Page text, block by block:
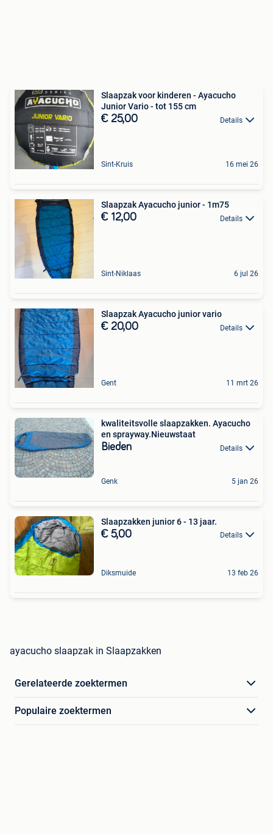
Slaapzak voor kinderen - Ayacucho
Junior Vario - tot 155 cm
€ 25,00 Details
Sint-Kruis 16 mei 26
Slaapzak Ayacucho junior - 1m75
€ 12,00 Details
Sint-Niklaas 6 jul 26
Slaapzak Ayacucho junior vario
€ 20,00 Details
Gent 11 mrt 26
kwaliteitsvolle slaapzakken. Ayacucho
en sprayway.Nieuwstaat
Bieden Details
Genk 5 jan 26
Slaapzakken junior 6 - 13 jaar.
€ 5,00 Details
Diksmuide 13 feb 26
ayacucho slaapzak in Slaapzakken
Gerelateerde zoektermen
Populaire zoektermen